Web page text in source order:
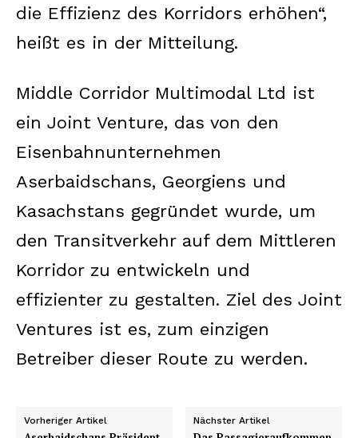
die Effizienz des Korridors erhöhen“,
heißt es in der Mitteilung.
Middle Corridor Multimodal Ltd ist
ein Joint Venture, das von den
Eisenbahnunternehmen
Aserbaidschans, Georgiens und
Kasachstans gegründet wurde, um
den Transitverkehr auf dem Mittleren
Korridor zu entwickeln und
effizienter zu gestalten. Ziel des Joint
Ventures ist es, zum einzigen
Betreiber dieser Route zu werden.
Vorheriger Artikel Nächster Artikel